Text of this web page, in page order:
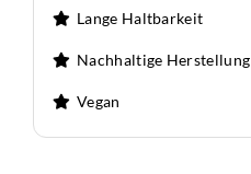
Lange Haltbarkeit
Nachhaltige Herstellung
Vegan